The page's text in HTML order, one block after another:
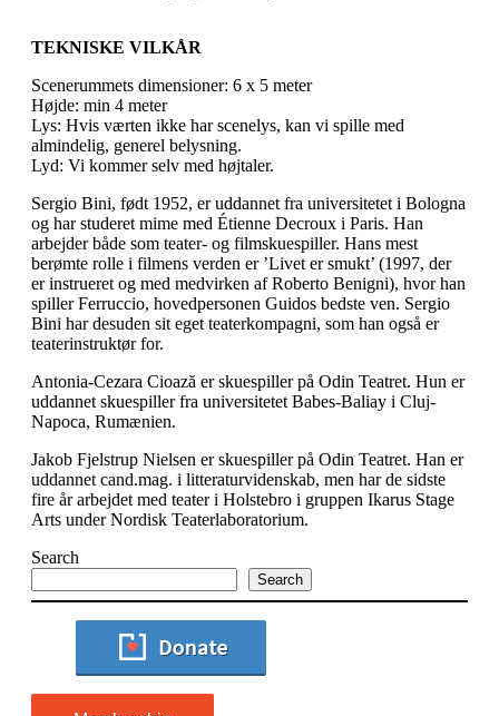
TEKNISKE VILKÅR
Scenerummets dimensioner: 6 x 5 meter
Højde: min 4 meter
Lys: Hvis værten ikke har scenelys, kan vi spille med
almindelig, generel belysning.
Lyd: Vi kommer selv med højtaler.
Sergio Bini, født 1952, er uddannet fra universitetet i Bologna
og har studeret mime med Étienne Decroux i Paris. Han
arbejder både som teater- og filmskuespiller. Hans mest
berømte rolle i filmens verden er ’Livet er smukt’ (1997, der
er instrueret og med medvirken af Roberto Benigni), hvor han
spiller Ferruccio, hovedpersonen Guidos bedste ven. Sergio
Bini har desuden sit eget teaterkompagni, som han også er
teaterinstruktør for.
Antonia-Cezara Cioază er skuespiller på Odin Teatret. Hun er
uddannet skuespiller fra universitetet Babes-Baliay i Cluj-
Napoca, Rumænien.
Jakob Fjelstrup Nielsen er skuespiller på Odin Teatret. Han er
uddannet cand.mag. i litteraturvidenskab, men har de sidste
fire år arbejdet med teater i Holstebro i gruppen Ikarus Stage
Arts under Nordisk Teaterlaboratorium.
Search
Search